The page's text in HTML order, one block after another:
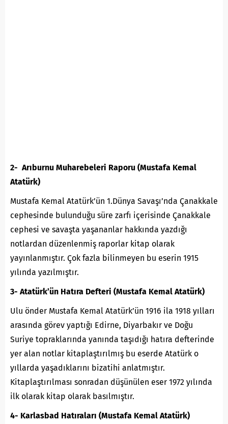
2- Arıburnu Muharebeleri Raporu (Mustafa Kemal
Atatürk)
Mustafa Kemal Atatürk’ün 1.Dünya Savaşı’nda Çanakkale
cephesinde bulunduğu süre zarfı içerisinde Çanakkale
cephesi ve savaşta yaşananlar hakkında yazdığı
notlardan düzenlenmiş raporlar kitap olarak
yayınlanmıştır. Çok fazla bilinmeyen bu eserin 1915
yılında yazılmıştır.
3- Atatürk’ün Hatıra Defteri (Mustafa Kemal Atatürk)
Ulu önder Mustafa Kemal Atatürk’ün 1916 ila 1918 yılları
arasında görev yaptığı Edirne, Diyarbakır ve Doğu
Suriye topraklarında yanında taşıdığı hatıra defterinde
yer alan notlar kitaplaştırılmış bu eserde Atatürk o
yıllarda yaşadıklarını bizatihi anlatmıştır.
Kitaplaştırılması sonradan düşünülen eser 1972 yılında
ilk olarak kitap olarak basılmıştır.
4- Karlasbad Hatıraları (Mustafa Kemal Atatürk)